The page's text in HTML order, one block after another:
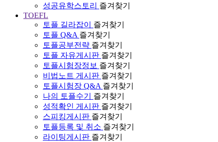
성공유학스토리 즐겨찾기
TOEFL
토플 길라잡이
즐겨찾기
토플 Q&A 즐겨찾기
토플공부전략 즐겨찾기
토플 자유게시판 즐겨찾기
토플시험장정보 즐겨찾기
비법노트 게시판 즐겨찾기
토플시험장 Q&A 즐겨찾기
나의 토플수기
즐겨찾기
성적확인 게시판 즐겨찾기
스피킹게시판 즐겨찾기
토플등록 및 취소 즐겨찾기
라이팅게시판 즐겨찾기